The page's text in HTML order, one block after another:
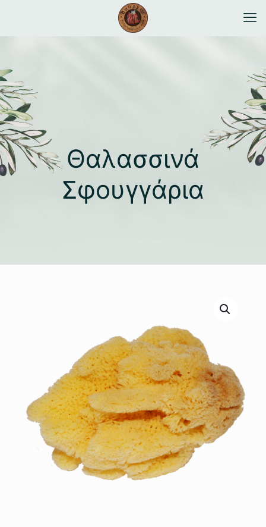
Θαλασσινά
Σφουγγάρια